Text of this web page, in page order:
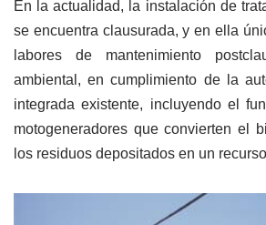
En la actualidad, la instalación de
se encuentra clausurada, y en ella
labores de mantenimiento
ambiental, en cumplimiento de la
integrada existente, incluyendo el
motogeneradores que convierten el
los residuos depositados en un